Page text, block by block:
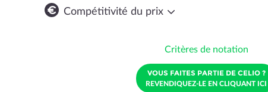
Compétitivité du prix
Critères de notation
VOUS FAITES PARTIE DE CELIO ?
REVENDIQUEZ-LE EN CLIQUANT ICI